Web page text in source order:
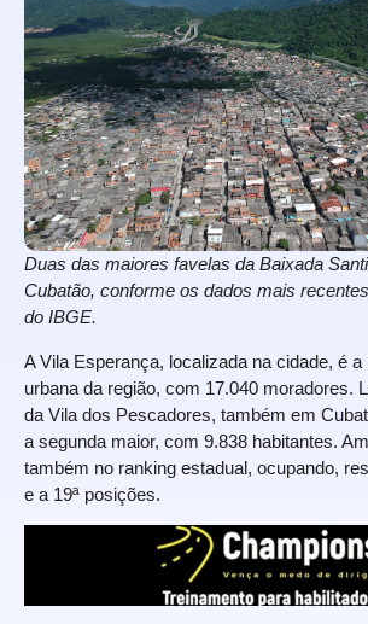
Duas das maiores favelas da Baixada
Cubatão, conforme os dados mais
do IBGE.
A Vila Esperança, localizada na cidade, é
urbana da região, com 17.040 moradores.
da Vila dos Pescadores, também em
a segunda maior, com 9.838 habitantes.
também no ranking estadual, ocupando,
e a 19ª posições.